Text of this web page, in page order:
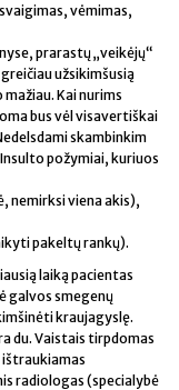
vėmimas,
prarastų „veikėjų“
užsikimšusią
Kai nurims
bus vėl visavertiškai
skambinkim
požymiai, kuriuos
nemirksi viena akis),
pakeltų rankų).
laiką pacientas
galvos smegenų
kraujagyslę.
du. Vaistais tirpdomas
radiologas (specialybė